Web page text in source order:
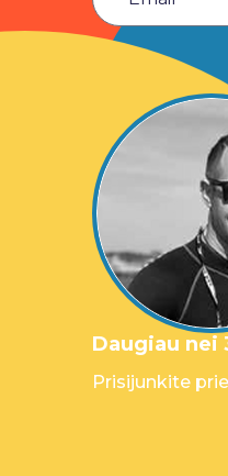
Daugiau nei
Prisijunkite